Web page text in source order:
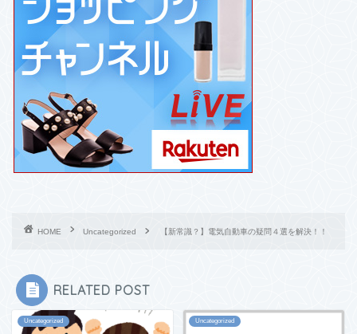
HOME Uncategorized 【新常識？】電気自動車の疑問４選を解決！！
RELATED POST
Uncategorized Uncategorized